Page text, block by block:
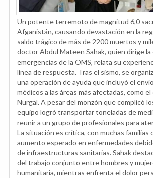
Un potente terremoto de magnitud 6,0
Afganistán, causando devastación en la
saldo trágico de más de 2200 muertos y
doctor Abdul Mateen Sahak, quien dirige la
emergencias de la OMS, relata su
línea de respuesta. Tras el sismo, se
una operación de ayuda que incluyó el
médicos a las áreas más afectadas, como
Nurgal. A pesar del monzón que complicó
equipo logró transportar toneladas de
reunir a un grupo de profesionales para
La situación es crítica, con muchas familias
aumento esperado en enfermedades
de infraestructuras sanitarias. Sahak
del trabajo conjunto entre hombres y
humanitaria, mientras enfrenta el dolor